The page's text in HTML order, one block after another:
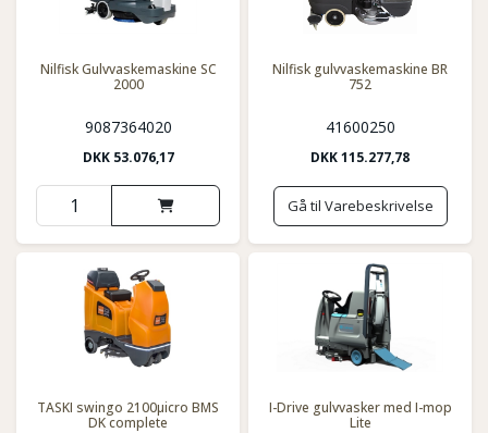
Nilfisk Gulvvaskemaskine SC
2000
9087364020
DKK 53.076,17
Nilfisk gulvvaskemaskine BR
752
41600250
DKK115.277,78
Gå til Varebeskrivelse
TASKI swingo 2100µicro BMS
DK complete
I-Drive gulvvasker med I-mop
Lite